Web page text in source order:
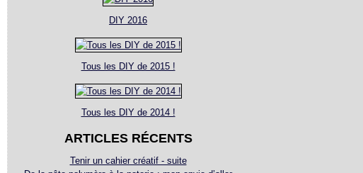
DIY 2016
Tous les DIY de 2015 !
Tous les DIY de 2014 !
ARTICLES RÉCENTS
Tenir un cahier créatif - suite